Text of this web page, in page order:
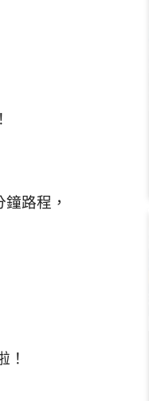
路程，
！